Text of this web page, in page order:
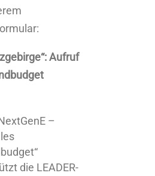
Aufruf
–
die LEADER-